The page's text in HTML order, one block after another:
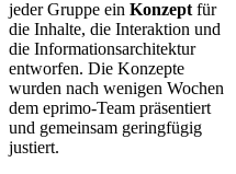
jeder Gruppe ein Konzeptfür
die Inhalte, die Interaktion und
die Informationsarchitektur
entworfen. Die Konzepte
wurden nach wenigen Wochen
dem eprimo-Team präsentiert
und gemeinsam geringfügig
justiert.